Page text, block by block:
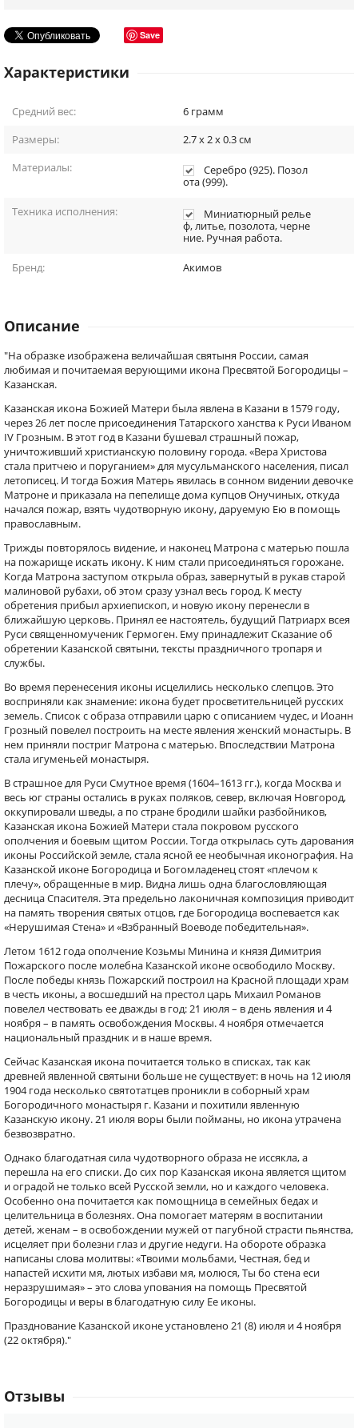
Save
Характеристики
Средний вес: 6 грамм
Размеры:
2.7 x 2 x 0.3см
Материалы:
Серебро (925). Позол
ота (999).
Техника исполнения:
Миниатюрный релье
ф, литье, позолота, черне
ние. Ручная работа.
Бренд: Акимов
Описание
"На образке изображена величайшая святыня России, самая
любимая и почитаемая верующими икона Пресвятой Богородицы –
Казанская.
Казанская икона Божией Матери была явлена в Казани в 1579 году,
через 26 лет после присоединения Татарского ханства к Руси Иваном
IV Грозным. В этот год в Казани бушевал страшный пожар,
уничтоживший христианскую половину города. «Вера Христова
стала притчею и поруганием» для мусульманского населения, писал
летописец. И тогда Божия Матерь явилась в сонном видении девочке
Матроне и приказала на пепелище дома купцов Онучиных, откуда
начался пожар, взять чудотворную икону, даруемую Ею в помощь
православным.
Трижды повторялось видение, и наконец Матрона с матерью пошла
на пожарище искать икону. К ним стали присоединяться горожане.
Когда Матрона заступом открыла образ, завернутый в рукав старой
малиновой рубахи, об этом сразу узнал весь город. К месту
обретения прибыл архиепископ, и новую икону перенесли в
ближайшую церковь. Принял ее настоятель, будущий Патриарх всея
Руси священномученик Гермоген. Ему принадлежит Сказание об
обретении Казанской святыни, тексты праздничного тропаря и
службы.
Во время перенесения иконы исцелились несколько слепцов. Это
восприняли как знамение: икона будет просветительницей русских
земель. Список с образа отправили царю с описанием чудес, и Иоанн
Грозный повелел построить на месте явления женский монастырь. В
нем приняли постриг Матрона с матерью. Впоследствии Матрона
стала игуменьей монастыря.
В страшное для Руси Смутное время (1604–1613 гг.), когда Москва и
весь юг страны остались в руках поляков, север, включая Новгород,
оккупировали шведы, а по стране бродили шайки разбойников,
Казанская икона Божией Матери стала покровом русского
ополчения и боевым щитом России. Тогда открылась суть дарования
иконы Российской земле, стала ясной ее необычная иконография. На
Казанской иконе Богородица и Богомладенец стоят «плечом к
плечу», обращенные в мир. Видна лишь одна благословляющая
десница Спасителя. Эта предельно лаконичная композиция приводит
на память творения святых отцов, где Богородица воспевается как
«Нерушимая Стена» и «Взбранный Воеводе победительная».
Летом 1612 года ополчение Козьмы Минина и князя Димитрия
Пожарского после молебна Казанской иконе освободило Москву.
После победы князь Пожарский построил на Красной площади храм
в честь иконы, а восшедший на престол царь Михаил Романов
повелел чествовать ее дважды в год: 21 июля – в день явления и 4
ноября – в память освобождения Москвы. 4 ноября отмечается
национальный праздник и в наше время.
Сейчас Казанская икона почитается только в списках, так как
древней явленной святыни больше не существует: в ночь на 12 июля
1904 года несколько святотатцев проникли в соборный храм
Богородичного монастыря г. Казани и похитили явленную
Казанскую икону. 21 июля воры были пойманы, но икона утрачена
безвозвратно.
Однако благодатная сила чудотворного образа не иссякла, а
перешла на его списки. До сих пор Казанская икона является щитом
и оградой не только всей Русской земли, но и каждого человека.
Особенно она почитается как помощница в семейных бедах и
целительница в болезнях. Она помогает матерям в воспитании
детей, женам – в освобождении мужей от пагубной страсти пьянства,
исцеляет при болезни глаз и другие недуги. На обороте образка
написаны слова молитвы: «Твоими мольбами, Честная, бед и
напастей исхити мя, лютых избави мя, молюся, Ты бо стена еси
неразрушимая» – это слова упования на помощь Пресвятой
Богородицы и веры в благодатную силу Ее иконы.
Празднование Казанской иконе установлено 21 (8) июля и 4 ноября
(22 октября)."
Отзывы